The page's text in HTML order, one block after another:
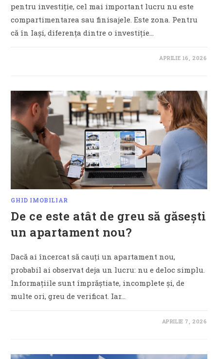
pentru investiție, cel mai important lucru nu este
compartimentarea sau finisajele. Este zona. Pentru
că în Iași, diferența dintre o investiție…
APRILIE 16, 2026
GHID IMOBILIAR
De ce este atât de greu să găsești
un apartament nou?
Dacă ai încercat să cauți un apartament nou,
probabil ai observat deja un lucru: nu e deloc simplu.
Informațiile sunt împrăștiate, incomplete și, de
multe ori, greu de verificat. Iar…
APRILIE 7, 2026